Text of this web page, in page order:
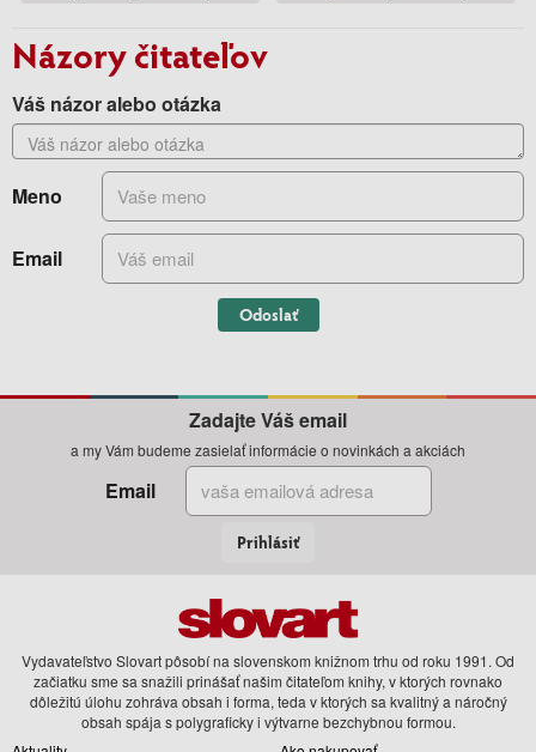
Názory čitateľov
Váš názor alebo otázka
Meno
Email
Odoslať
Zadajte Váš email
a my Vám budeme zasielať informácie o novinkách a akciách
Email
Prihlásiť
Vydavateľstvo Slovart pôsobí na slovenskom knižnom trhu od roku 1991. Od
začiatku sme sa snažili prinášať našim čitateľom knihy, v ktorých rovnako
dôležitú úlohu zohráva obsah i forma, teda v ktorých sa kvalitný a náročný
obsah spája s polygraficky i výtvarne bezchybnou formou.